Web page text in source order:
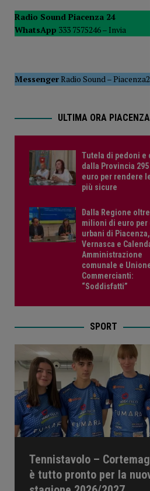
POLITICA
[ 5 Agosto 2026 ]
Radio Sound Piacenza 24
WhatsApp 333 7575246 – Invia
MessengerRadio Sound–
ULTIMA ORA PIACENZA
Tutela di pedoni e
dalla Provincia
euro per rendere
più sicure
Dalla Regione
milioni di euro per
urbani di Piacenza,
Vernasca e
Amministrazione
comunale e
Commercianti:
“Soddisfatti”
SPORT
Tennistavolo –
è tutto pronto per la